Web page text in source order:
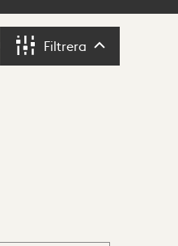
Filtrera Filtrera